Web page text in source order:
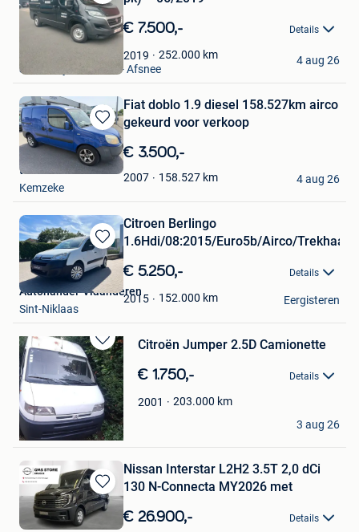
Bewaren
in
Mijn
Favorieten
€ 7.500,- Details
2019 252.000 km
Sint-Denijs-Westrem - Afsnee
4 aug 26
Bewaren
in
Mijn
Favorieten
Fiat doblo 1.9 diesel 158.527km airco
gekeurd voor verkoop
€ 3.500,-
2007 158.527 km
tom
Kemzeke
4 aug 26
Bewaren
in
Mijn
Favorieten
Citroen Berlingo
1.6Hdi/08:2015/Euro5b/Airco/Trekhaak/
€ 5.250,- Details
2015 152.000 km
Autohandel-Vlaanderen
Sint-Niklaas
Eergisteren
Bewaren
in
Mijn
Favorieten
Citroën Jumper 2.5D Camionette
€ 1.750,- Details
2001 203.000 km
Laurens
Gent
3 aug 26
Bewaren
in
Nissan Interstar L2H2 3.5T 2,0 dCi
130 N-Connecta MY2026 met
€ 26.900,- Details